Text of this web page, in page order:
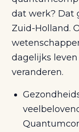
dat werk? Dat
Zuid-Holland.
dagelijks
veranderen.